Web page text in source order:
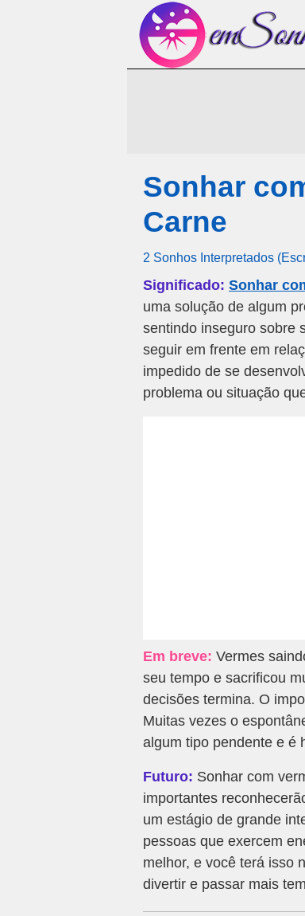
Sonhar
Carne
2 Sonhos Interpretados
Significado: Sonhar
uma solução de algum
sentindo inseguro sobre
seguir em frente em
impedido de se
problema ou situação
Em breve: Vermes
seu tempo e sacrificou
decisões termina. O
Muitas vezes o
algum tipo pendente e é
Futuro: Sonhar com
importantes
um estágio de grande
pessoas que exercem
melhor, e você terá isso
divertir e passar mais